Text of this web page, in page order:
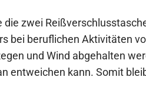
zwei
bei beruflichen Aktivitäten
und Wind abgehalten
entweichen kann. Somit